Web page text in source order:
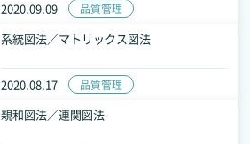
2020.09.09 品質管理
2020.08.17 品質管理
系統図法／マトリックス図法
親和図法／連関図法